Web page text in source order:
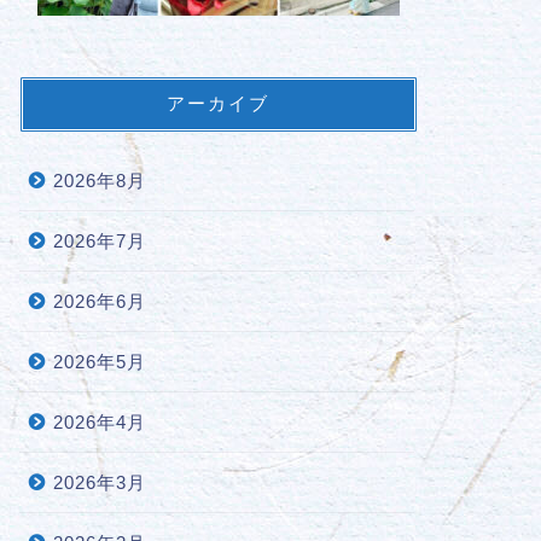
アーカイブ
2026年8月
2026年7月
2026年6月
2026年5月
2026年4月
2026年3月